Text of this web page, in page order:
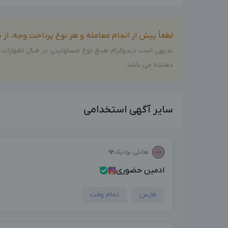
لطفاً پیش از انجام معامله و هر نوع پرداخت وجه،
بدیهی است دیدوگرام هیچ نوع مسئولیتی در قبال
دهنده می باشد.
سایر آگهی استخدامی
هانلی بوتیک💎
ادمین حضوری
فارس تمام وقت